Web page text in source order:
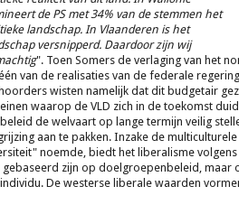
de PS met 34% van de stemmen het
landschap. In Vlaanderen is het
versnipperd. Daardoor zijn wij
". Toen Somers de verlaging van het
van de realisaties van de federale
wisten namelijk dat dit budgetair
waarop de VLD zich in de toekomst
de welvaart op lange termijn veilig
aan te pakken. Inzake de
noemde, biedt het liberalisme
gebaseerd zijn op doelgroepenbeleid, maar
De westerse liberale waarden